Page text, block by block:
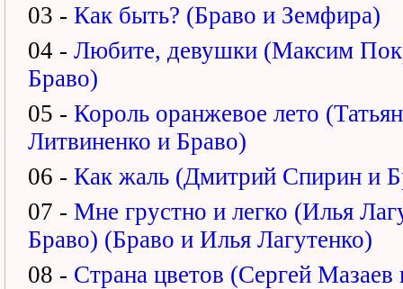
03 - Как быть? (Браво и Земфира)
04 - Любите, девушки (Максим
Браво)
05 - Король оранжевое лето
Литвиненко и Браво)
06 - Как жаль (Дмитрий Спирин и
07 - Мне грустно и легко (Илья
Браво) (Браво и Илья Лагутенко)
08 - Страна цветов (Сергей Мазаев